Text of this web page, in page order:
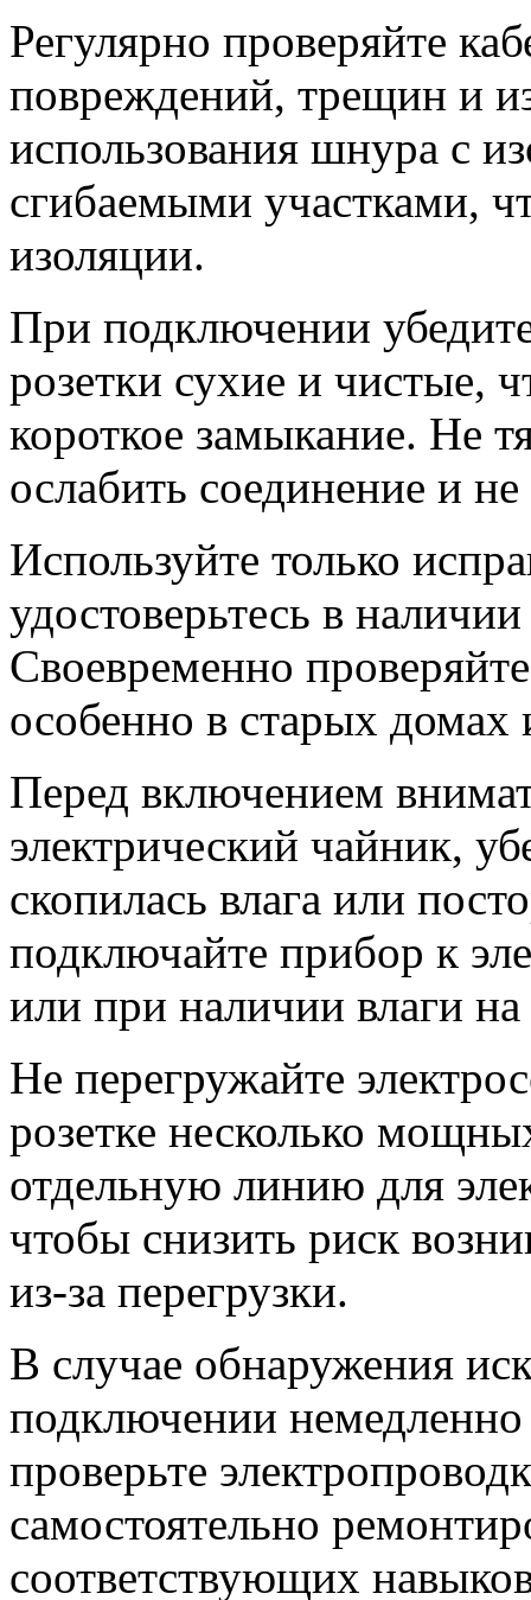
Регулярно проверяйте
повреждений, трещин и
использования шнура с
сгибаемыми участками,
изоляции.
При подключении
розетки сухие и чистые,
короткое замыкание. Не
ослабить соединение и
Используйте только
удостоверьтесь в
Своевременно
особенно в старых домах
Перед включением
электрический чайник,
скопилась влага или
подключайте прибор к
или при наличии влаги
Не перегружайте
розетке несколько
отдельную линию для
чтобы снизить риск
из-за перегрузки.
В случае обнаружения
подключении
проверьте
самостоятельно
соответствующих